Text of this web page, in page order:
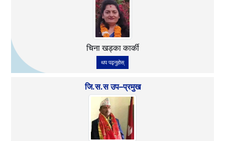
चिना खड्का कार्की
थप पढ्नुहोस्
जि.स.स उप–प्रमुख